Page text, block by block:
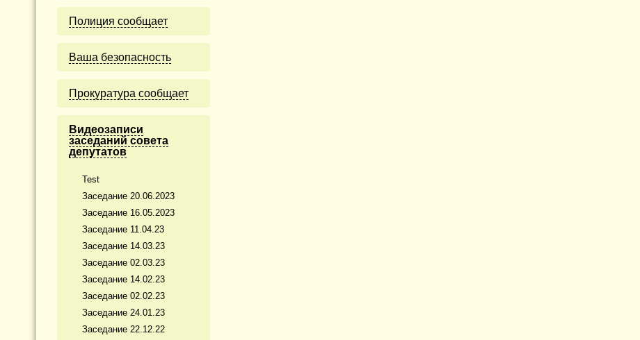
Полиция сообщает
Ваша безопасность
Прокуратура сообщает
Видеозаписи
заседаний совета
депутатов
Test
Заседание 20.06.2023
Заседание 16.05.2023
Заседание 11.04.23
Заседание 14.03.23
Заседание 02.03.23
Заседание 14.02.23
Заседание 02.02.23
Заседание 24.01.23
Заседание 22.12.22